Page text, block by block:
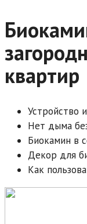
квартир
Устройство
Нет дыма
Биокамин в
Декор для
Как